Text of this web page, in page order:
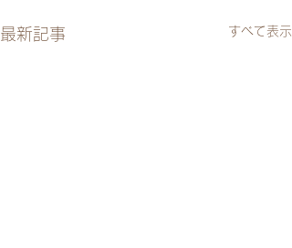
最新記事 すべて表示